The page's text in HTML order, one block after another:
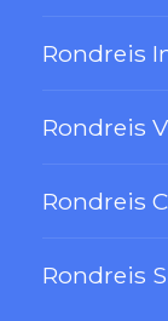
Rondreis
Rondreis
Rondreis
Rondreis